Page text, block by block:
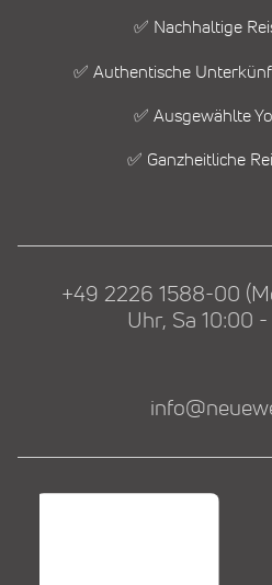
✅ Nachhaltige
✅ Authentische
✅ Ausgewählte
✅ Ganzheitliche
+49 2226 1588-00
Uhr, Sa 10:00